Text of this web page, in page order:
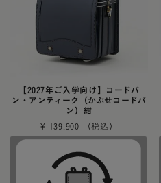
【2027年ご入学向け】コードバ
ン・アンティーク（かぶせコードバ
ン）紺
¥
139,900